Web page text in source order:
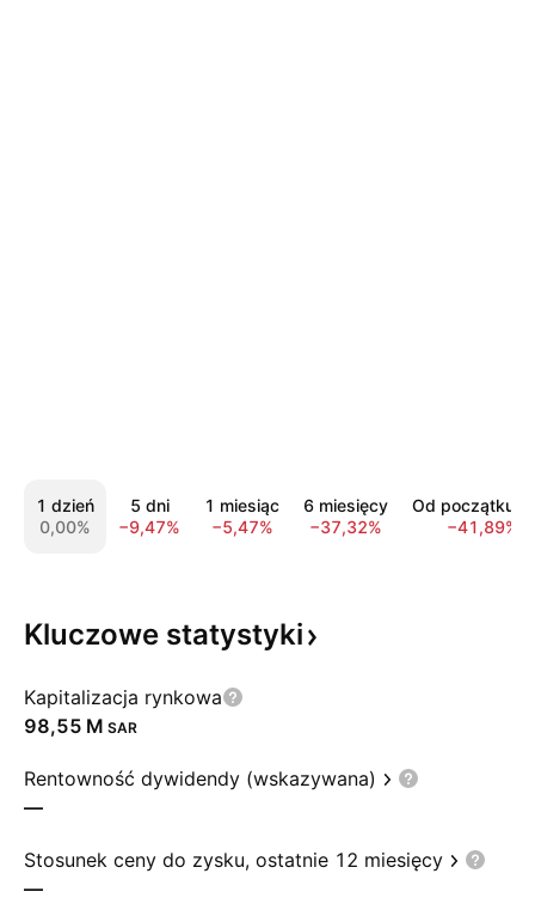
1 dzień
0,00%
5 dni
−9,47%
1 miesiąc
−5,47%
6 miesięcy
−37,32%
Od początku
−41,89%
Kluczowe statystyki
Kapitalizacja rynkowa
‪98,55 M‬ SAR
Rentowność dywidendy (wskazywana)
—
Stosunek ceny do zysku, ostatnie 12 miesięcy
—